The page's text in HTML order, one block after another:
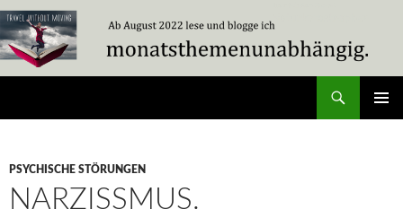
Zum
Inhalt
springen
PSYCHISCHE STÖRUNGEN
NARZISSMUS.